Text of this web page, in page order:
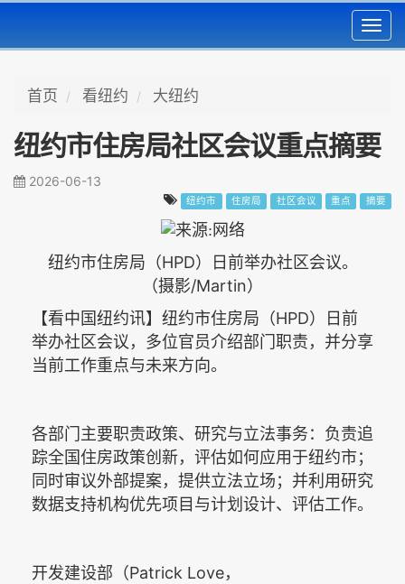
首页 看纽约 大纽约
纽约市住房局社区会议重点摘要
2026-06-13
纽约市 住房局 社区会议 重点 摘要
纽约市住房局（HPD）日前举办社区会议。
（摄影/Martin）
【看中国纽约讯】纽约市住房局（HPD）日前
举办社区会议，多位官员介绍部门职责，并分享
当前工作重点与未来方向。
各部门主要职责政策、研究与立法事务：负责追
踪全国住房政策创新，评估如何应用于纽约市；
同时审议外部提案，提供立法立场；并利用研究
数据支持机构优先项目与计划设计、评估工作。
开发建设部（Patrick Love，